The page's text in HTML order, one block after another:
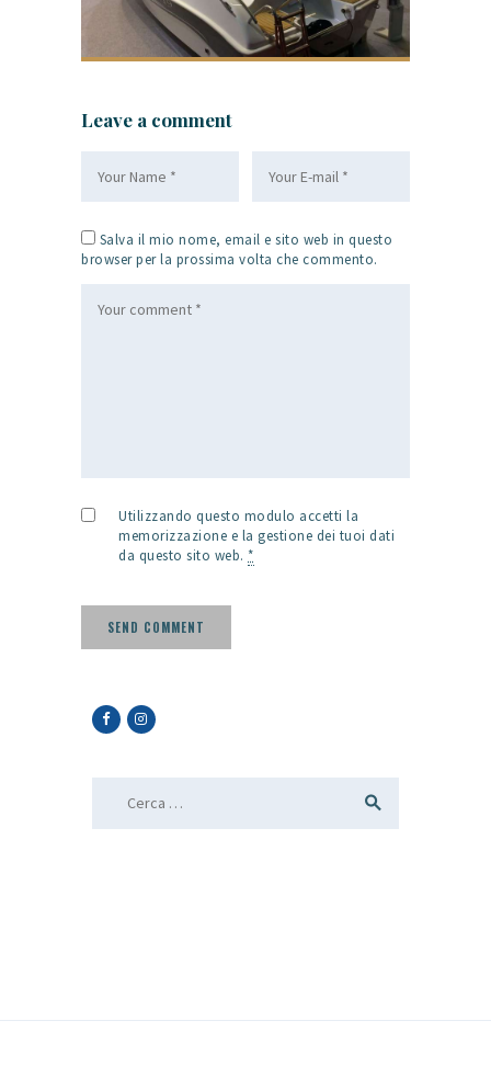
Leave a comment
Salva il mio nome, email e sito web in questo
browser per la prossima volta che commento.
Utilizzando questo modulo accetti la
memorizzazione e la gestione dei tuoi dati
da questo sito web. *